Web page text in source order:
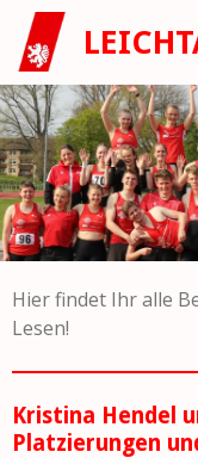
Zum
Hauptinhalt
springen
Hier findet Ihr alle
Lesen!
Kristina Hendel
Platzierungen